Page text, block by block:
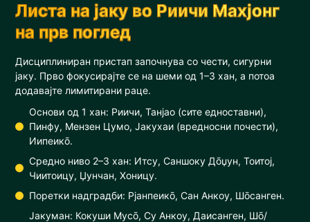
Листа на јаку во Риичи Махјонг
на прв поглед
Дисциплиниран пристап започнува со чести, сигурни
јаку. Прво фокусирајте се на шеми од 1–3 хан, а потоа
додавајте лимитирани раце.
Основи од 1 хан: Риичи, Танјао (сите едноставни),
Пинфу, Мензен Цумо, Јакухаи (вредносни почести),
Иипеикō.
Средно ниво 2–3 хан: Итсу, Саншоку Дōџун, Тоитој,
Чиитоицу, Џунчан, Хоницу.
Поретки надградби: Рјанпеикō, Сан Анкоу, Шōсанген.
Јакуман: Кокуши Мусō, Су Анкоу, Даисанген, Шō/